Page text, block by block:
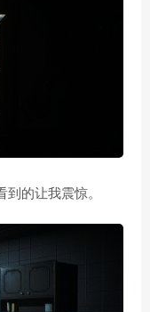
的让我震惊。